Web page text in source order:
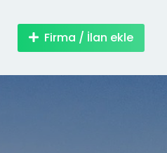
Firma / İlan ekle